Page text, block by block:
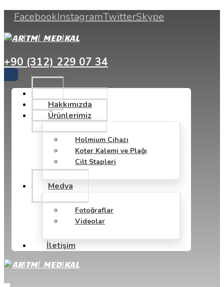
FacebookInstagramTwitterSkype
+90 (312) 229 07 34
Hakkımızda
Ürünlerimiz
Holmium Cihazı
Koter Kalemi ve Plağı
Cilt Stapleri
Medya
Fotoğraflar
Videolar
İletişim